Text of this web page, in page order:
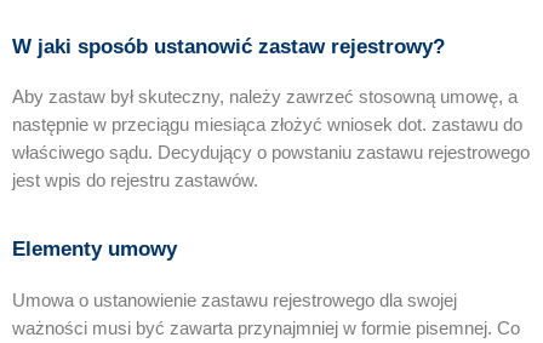
W jaki sposób ustanowić zastaw rejestrowy?
Aby zastaw był skuteczny, należy zawrzeć stosowną umowę, a
następnie w przeciągu miesiąca złożyć wniosek dot. zastawu do
właściwego sądu. Decydujący o powstaniu zastawu rejestrowego
jest wpis do rejestru zastawów.
Elementy umowy
Umowa o ustanowienie zastawu rejestrowego dla swojej
ważności musi być zawarta przynajmniej w formie pisemnej. Co